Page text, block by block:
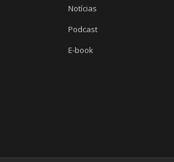
Notícias
Podcast
E-book